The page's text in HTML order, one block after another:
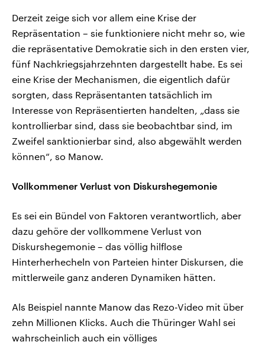
Derzeit zeige sich vor allem eine Krise der
Repräsentation – sie funktioniere nicht mehr so, wie
die repräsentative Demokratie sich in den ersten vier,
fünf Nachkriegsjahrzehnten dargestellt habe. Es sei
eine Krise der Mechanismen, die eigentlich dafür
sorgten, dass Repräsentanten tatsächlich im
Interesse von Repräsentierten handelten, „dass sie
kontrollierbar sind, dass sie beobachtbar sind, im
Zweifel sanktionierbar sind, also abgewählt werden
können“, so Manow.
Vollkommener Verlust von Diskurshegemonie
Es sei ein Bündel von Faktoren verantwortlich, aber
dazu gehöre der vollkommene Verlust von
Diskurshegemonie – das völlig hilflose
Hinterherhecheln von Parteien hinter Diskursen, die
mittlerweile ganz anderen Dynamiken hätten.
Als Beispiel nannte Manow das Rezo-Video mit über
zehn Millionen Klicks. Auch die Thüringer Wahl sei
wahrscheinlich auch ein völliges